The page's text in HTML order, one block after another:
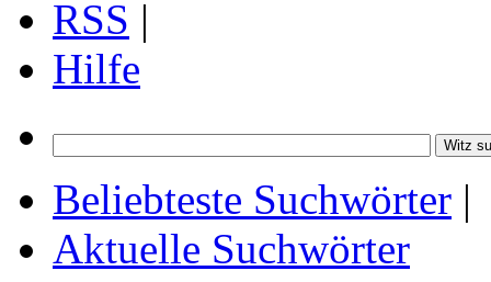
RSS |
Hilfe
Beliebteste Suchwörter |
Aktuelle Suchwörter